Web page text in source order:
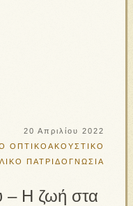
20 Απριλίου 2022
ΟΠΤΙΚΟΑΚΟΥΣΤΙΚΟ
ΠΑΤΡΙΔΟΓΝΩΣΙΑ
– Η ζωή στα